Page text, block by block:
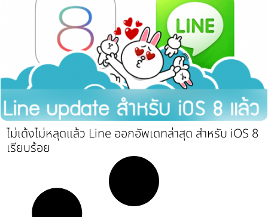
ไม่เด้งไม่หลุดแล้ว Line ออกอัพเดทล่าสุด สำหรับ iOS 8
เรียบร้อย